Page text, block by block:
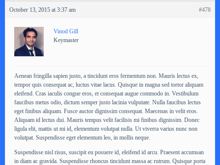
October 13, 2015 at 3:37 am #478
Vinod Gill
Keymaster
Aenean fringilla sapien justo, a tincidunt eros fermentum non. Mauris lectus ex,
tempor quis consequat ac, luctus vitae lacus. Quisque in magna sed tortor aliquam
eleifend. Cras iaculis congue eros, et consequat augue commodo in. Vestibulum
faucibus metus odio, dictum semper justo lacinia vulputate. Nulla faucibus lectus
eget finibus aliquam. Fusce auctor dignissim consequat. Maecenas in velit eros.
Aliquam id lectus dui. Mauris tempus velit facilisis mi finibus dignissim. Donec
ligula elit, mattis ut mi id, elementum volutpat nulla. Ut viverra varius nunc non
volutpat. Suspendisse eget elementum leo, in mollis neque.
Suspendisse nisl risus, suscipit eu posuere id, eleifend id arcu. Praesent accumsan
in diam ac gravida. Suspendisse rhoncus tincidunt massa ac rutrum. Quisque porta